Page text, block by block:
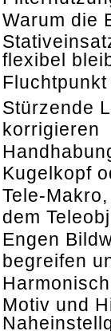
Warum die
flexibel
Stürzende
korrigieren
Kugelkopf
Tele-
dem
Engen
begreifen
Motiv und